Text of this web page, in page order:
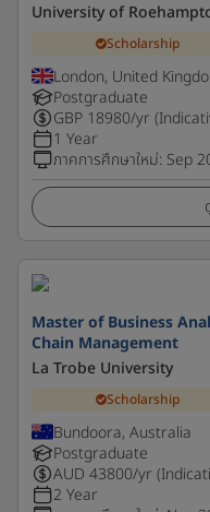
University of
Scholarship
London, United
Postgraduate
GBP 18980/yr
1 Year
ภาคการศึกษาใหม่: Sep
Master of Business
Chain Management
La Trobe University
Scholarship
Bundoora, Australia
Postgraduate
AUD 43800/yr
2 Year